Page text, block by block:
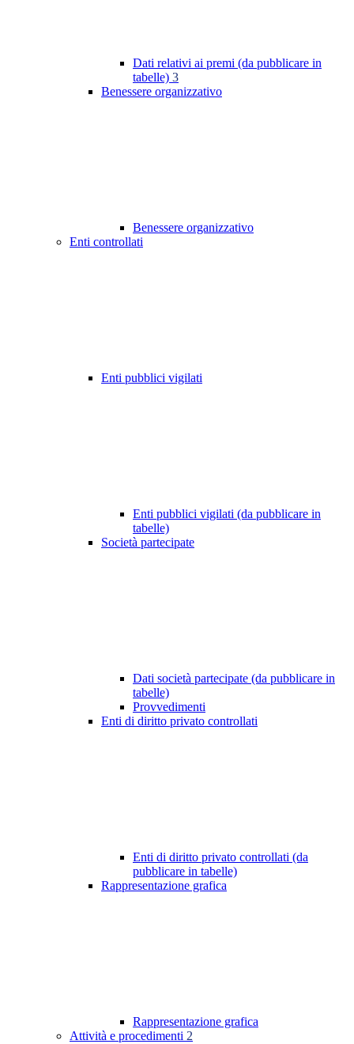
Dati relativi ai premi (da pubblicare in
tabelle) 3
Benessere organizzativo
Benessere organizzativo
Enti controllati
Enti pubblici vigilati
Enti pubblici vigilati (da pubblicare in
tabelle)
Società partecipate
Dati società partecipate (da pubblicare in
tabelle)
Provvedimenti
Enti di diritto privato controllati
Enti di diritto privato controllati (da
pubblicare in tabelle)
Rappresentazione grafica
Rappresentazione grafica
Attività e procedimenti 2